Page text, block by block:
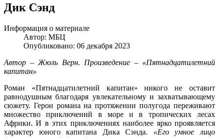
Дик Сэнд
Информация о материале
Автор: МБЦ
Опубликовано: 06 декабря 2023
Автор – Жюль Верн. Произведение – «Пятнадцатилетний
капитан»
Роман «Пятнадцатилетний капитан» никого не оставит
равнодушным благодаря увлекательному и захватывающему
сюжету. Герои романа на протяжении полугода переживают
множество приключений в море и в тропических лесах
Африки. И в этих приключениях наиболее ярко проявляется
характер юного капитана Дика Сэнда. «Его умное лицо